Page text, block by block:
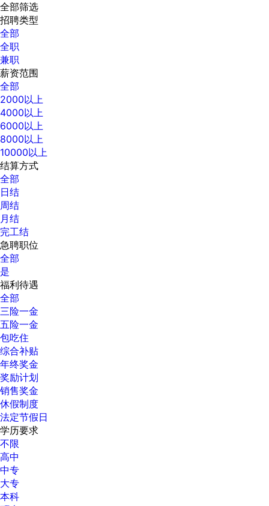
全部筛选
招聘类型
全部
全职
兼职
薪资范围
全部
2000以上
4000以上
6000以上
8000以上
10000以上
结算方式
全部
日结
周结
月结
完工结
急聘职位
全部
是
福利待遇
全部
三险一金
五险一金
包吃住
综合补贴
年终奖金
奖励计划
销售奖金
休假制度
法定节假日
学历要求
不限
高中
中专
大专
本科